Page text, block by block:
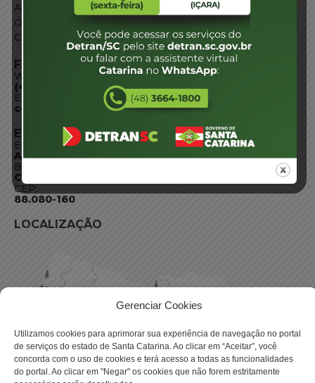
Gerenciar Cookies
Utilizamos cookies para aprimorar sua experiência de navegação no portal
de serviços do estado de Santa Catarina. Ao clicar em “Aceitar”, você
concorda com o uso de cookies e terá acesso a todas as funcionalidades
do portal. Ao clicar em "Negar" os cookies que não forem estritamente
Acesso à Informação
Órgãos do Governo
Conheça SC
FALE CONOSCO
WhatsApp:
(48) 3664-1800
E-mail:
centraldeinformacoes@detran.sc.gov.br
ENDEREÇO
Endereço:
Av. Almirante Tamandaré - 480
Bairro:
Coqueiros, Florianópolis SC
CEP:
88.080-160
LOCALIZAÇÃO